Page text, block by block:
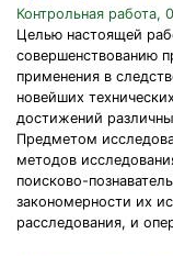
Контрольная работа,
Целью настоящей
совершенствованию
применения в
новейших
достижений
Предметом
методов
поисково-
закономерности их
расследования, и